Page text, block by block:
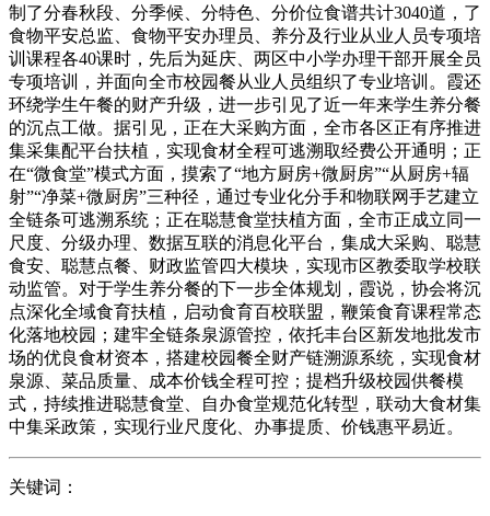
制了分春秋段、分季候、分特色、分价位食谱共计3040道，了
食物平安总监、食物平安办理员、养分及行业从业人员专项培
训课程各40课时，先后为延庆、两区中小学办理干部开展全员
专项培训，并面向全市校园餐从业人员组织了专业培训。霞还
环绕学生午餐的财产升级，进一步引见了近一年来学生养分餐
的沉点工做。据引见，正在大采购方面，全市各区正有序推进
集采集配平台扶植，实现食材全程可逃溯取经费公开通明；正
在“微食堂”模式方面，摸索了“地方厨房+微厨房”“从厨房+辐
射”“净菜+微厨房”三种径，通过专业化分手和物联网手艺建立
全链条可逃溯系统；正在聪慧食堂扶植方面，全市正成立同一
尺度、分级办理、数据互联的消息化平台，集成大采购、聪慧
食安、聪慧点餐、财政监管四大模块，实现市区教委取学校联
动监管。对于学生养分餐的下一步全体规划，霞说，协会将沉
点深化全域食育扶植，启动食育百校联盟，鞭策食育课程常态
化落地校园；建牢全链条泉源管控，依托丰台区新发地批发市
场的优良食材资本，搭建校园餐全财产链溯源系统，实现食材
泉源、菜品质量、成本价钱全程可控；提档升级校园供餐模
式，持续推进聪慧食堂、自办食堂规范化转型，联动大食材集
中集采政策，实现行业尺度化、办事提质、价钱惠平易近。
关键词：